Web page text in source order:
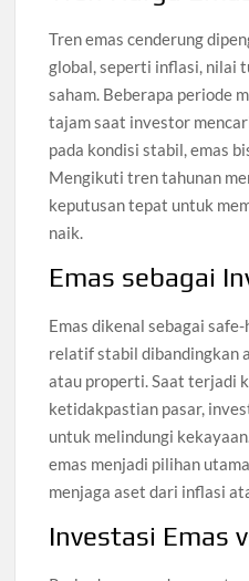
Tren emas cenderung
global, seperti inflasi, nilai
saham. Beberapa periode
tajam saat investor
pada kondisi stabil, emas
Mengikuti tren tahunan
keputusan tepat untuk
naik.
Emas sebagai
Emas dikenal sebagai
relatif stabil dibandingkan
atau properti. Saat terjadi
ketidakpastian pasar,
untuk melindungi
emas menjadi pilihan
menjaga aset dari inflasi
Investasi Emas